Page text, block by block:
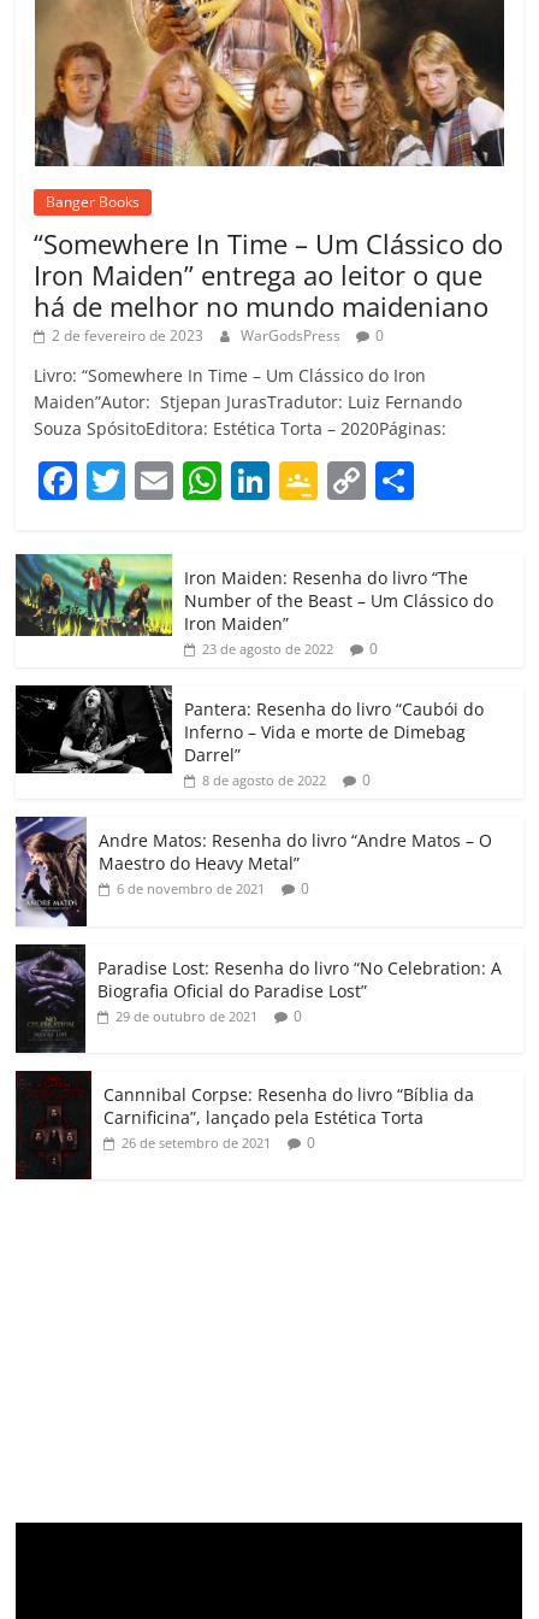
Banger Books
“Somewhere In Time – Um Clássico do
Iron Maiden” entrega ao leitor o que
há de melhor no mundo maideniano
2 de fevereiro de 2023 WarGodsPress 0
Livro: “Somewhere In Time – Um Clássico do Iron
Maiden”Autor: Stjepan JurasTradutor: Luiz Fernando
Souza SpósitoEditora: Estética Torta – 2020Páginas:
F
c
e
b
o
o
k
T
itt
er
E W
at
s
A
p
Li
e
dI
G
gl
e
Cl
a
ss
ro
o
C
p
y
Li
k
m
p
h
ar
Iron Maiden: Resenha do livro “The
Number of the Beast – Um Clássico do
Iron Maiden”
23 de agosto de 2022 0
Pantera: Resenha do livro “Caubói do
Inferno – Vida e morte de Dimebag
Darrel”
8 de agosto de 2022 0
Andre Matos: Resenha do livro “Andre Matos – O
Maestro do Heavy Metal”
6 de novembro de 2021 0
Paradise Lost: Resenha do livro “No Celebration: A
Biografia Oficial do Paradise Lost”
29 de outubro de 2021 0
Cannnibal Corpse: Resenha do livro “Bíblia da
Carnificina”, lançado pela Estética Torta
26 de setembro de 2021 0